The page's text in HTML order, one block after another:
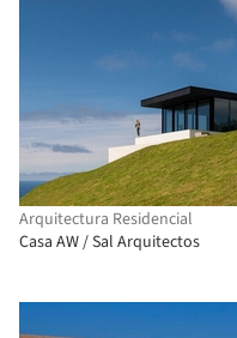
Arquitectura Residencial
Casa AW / Sal Arquitectos